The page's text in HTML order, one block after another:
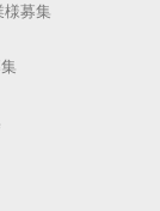
様募集